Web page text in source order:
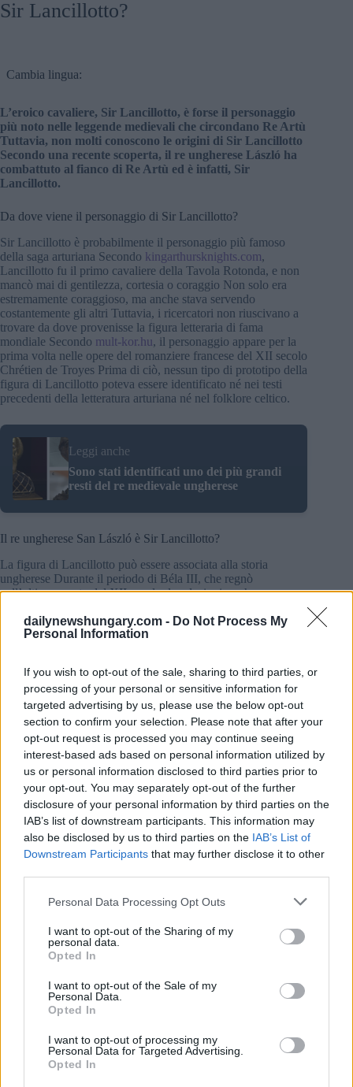
dailynewshungary.com - Do Not Process My
Personal Information
If you wish to opt-out of the sale, sharing to third parties, or
processing of your personal or sensitive information for
targeted advertising by us, please use the below opt-out
section to confirm your selection. Please note that after your
opt-out request is processed you may continue seeing
interest-based ads based on personal information utilized by
us or personal information disclosed to third parties prior to
your opt-out. You may separately opt-out of the further
disclosure of your personal information by third parties on the
IAB’s list of downstream participants. This information may
also be disclosed by us to third parties on the IAB’s List of
Downstream Participants that may further disclose it to other
Please note that this website/app uses one or more Google
not limited to your visit or usage behaviour. You may click to
grant or deny consent to Google and its third-party tags to
use your data for below specified purposes in below Google
consent section.
Personal Data Processing Opt Outs
I want to opt-out of the Sharing of my
personal data.
Opted In
I want to opt-out of the Sale of my
Personal Data.
Opted In
I want to opt-out of processing my
Personal Data for Targeted Advertising.
Opted In
Sir Lancillotto?
Cambia lingua:
L’eroico cavaliere, Sir Lancillotto, è forse il personaggio
più noto nelle leggende medievali che circondano Re Artù
Tuttavia, non molti conoscono le origini di Sir Lancillotto
Secondo una recente scoperta, il re ungherese László ha
combattuto al fianco di Re Artù ed è infatti, Sir
Lancillotto.
Da dove viene il personaggio di Sir Lancillotto?
Sir Lancillotto è probabilmente il personaggio più famoso
della saga arturiana Secondo kingarthursknights.com,
Lancillotto fu il primo cavaliere della Tavola Rotonda, e non
mancò mai di gentilezza, cortesia o coraggio Non solo era
estremamente coraggioso, ma anche stava servendo
costantemente gli altri Tuttavia, i ricercatori non riuscivano a
trovare da dove provenisse la figura letteraria di fama
mondiale Secondo mult-kor.hu, il personaggio appare per la
prima volta nelle opere del romanziere francese del XII secolo
Chrétien de Troyes Prima di ciò, nessun tipo di prototipo della
figura di Lancillotto poteva essere identificato né nei testi
precedenti della letteratura arturiana né nel folklore celtico.
Leggi anche
Sono stati identificati uno dei più grandi
resti del re medievale ungherese
Il re ungherese San László è Sir Lancillotto?
La figura di Lancillotto può essere associata alla storia
ungherese Durante il periodo di Béla III, che regnò
nell’ultimo quarto del XII secolo, le relazioni ungherese-
finirono in occidente Alcuni ricercatori ritengono che il
personaggio di Sir Lancillotto sia stato modellato sul re St.
Il nome László o Ladislao, usato in Ungheria, potrebbe essere
stato facilmente trasformato in Lancillotto nella Nuova area di
lingua latina. Ad esempio, il re ungherese László V
Utószülött, che regnò a metà del XV secolo, appare
regolarmente sotto forma di Lancillotto nei testi francesi e
italiani contemporanei. Pertanto, il re San László potrebbe
facilmente essere l’equivalente di Sir Lancillotto.
Leggi anche
Una stella mondiale ungherese e uno
scienziato di fama mondiale sono stati
nominati cavalieri!
Regno Unito #
Your email address will not be published. Required fields are marked
*
*